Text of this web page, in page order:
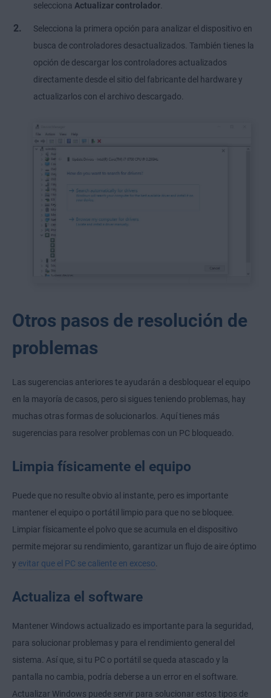
selecciona Actualizar controlador.
Selecciona la primera opción para analizar el dispositivo en
busca de controladores desactualizados. También tienes la
opción de descargar los controladores actualizados
directamente desde el sitio del fabricante del hardware y
actualizarlos con el archivo descargado.
Otros pasos de resolución de
problemas
Las sugerencias anteriores te ayudarán a desbloquear el equipo
en la mayoría de casos, pero si sigues teniendo problemas, hay
muchas otras formas de solucionarlos. Aquí tienes más
sugerencias para resolver problemas con un PC bloqueado.
Limpia físicamente el equipo
Puede que no resulte obvio al instante, pero es importante
mantener el equipo o portátil limpio para que no se bloquee.
Limpiar físicamente el polvo que se acumula en el dispositivo
permite mejorar su rendimiento, garantizar un flujo de aire óptimo
y evitar que el PC se caliente en exceso
Actualiza el software
Mantener Windows actualizado es importante para la seguridad,
para solucionar problemas y para el rendimiento general del
sistema. Así que, si tu PC o portátil se queda atascado y la
pantalla no cambia, podría deberse a un error en el software.
Actualizar Windows puede servir para solucionar estos tipos de